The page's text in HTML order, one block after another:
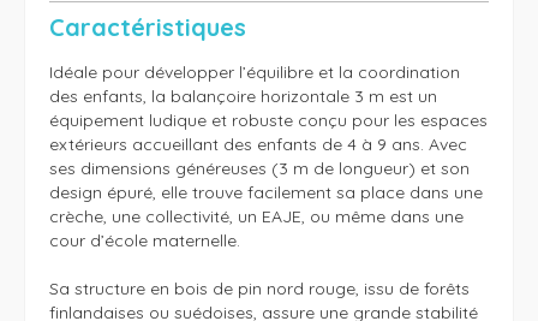
Caractéristiques
Idéale pour développer l’équilibre et la coordination
des enfants, la balançoire horizontale 3 m est un
équipement ludique et robuste conçu pour les espaces
extérieurs accueillant des enfants de 4 à 9 ans. Avec
ses dimensions généreuses (3 m de longueur) et son
design épuré, elle trouve facilement sa place dans une
crèche, une collectivité, un EAJE, ou même dans une
cour d’école maternelle.
Sa structure en bois de pin nord rouge, issu de forêts
finlandaises ou suédoises, assure une grande stabilité